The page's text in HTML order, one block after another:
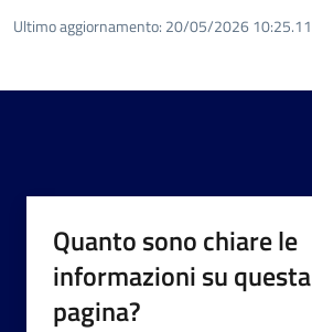
Ultimo aggiornamento: 20/05/2026 10:25.11
Quanto sono chiare le
informazioni su questa
pagina?